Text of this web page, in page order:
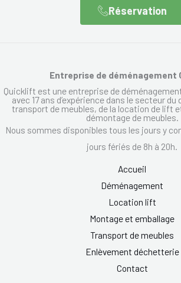
Réservation
Entreprise de déménagement
Quicklift est une entreprise de
avec 17 ans d’expérience dans le secteur
transport de meubles, de la location de lift
démontage de meubles.
Nous sommes disponibles tous les jours y
jours fériés de 8h à 20h.
Accueil
Déménagement
Location lift
Montage et emballage
Transport de meubles
Enlèvement déchetterie
Contact